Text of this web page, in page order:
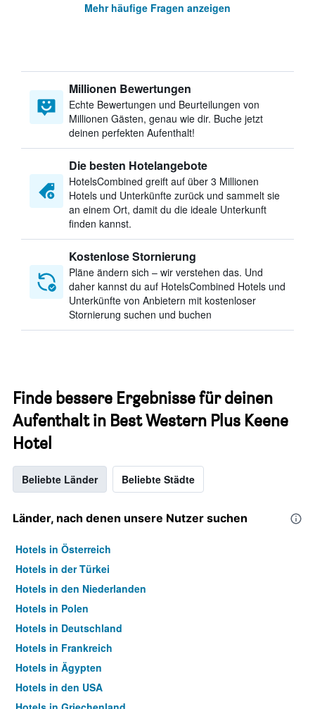
Mehr häufige Fragen anzeigen
Millionen Bewertungen
Echte Bewertungen und Beurteilungen von
Millionen Gästen, genau wie dir. Buche jetzt
deinen perfekten Aufenthalt!
Die besten Hotelangebote
HotelsCombined greift auf über 3 Millionen
Hotels und Unterkünfte zurück und sammelt sie
an einem Ort, damit du die ideale Unterkunft
finden kannst.
Kostenlose Stornierung
Pläne ändern sich – wir verstehen das. Und
daher kannst du auf HotelsCombined Hotels und
Unterkünfte von Anbietern mit kostenloser
Stornierung suchen und buchen
Finde bessere Ergebnisse für deinen
Aufenthalt in Best Western Plus Keene
Hotel
Beliebte Länder Beliebte Städte
Länder, nach denen unsere Nutzer suchen
Hotels in Österreich
Hotels in der Türkei
Hotels in den Niederlanden
Hotels in Polen
Hotels in Deutschland
Hotels in Frankreich
Hotels in Ägypten
Hotels in den USA